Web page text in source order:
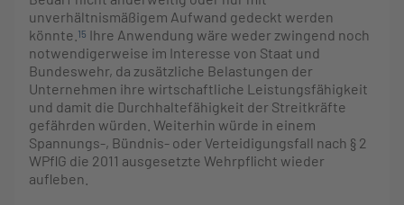
unverhältnismäßigem Aufwand gedeckt werden
könnte. 15 Ihre Anwendung wäre weder zwingend noch
notwendigerweise im Interesse von Staat und
Bundeswehr, da zusätzliche Belastungen der
Unternehmen ihre wirtschaftliche Leistungsfähigkeit
und damit die Durchhaltefähigkeit der Streitkräfte
gefährden würden. Weiterhin würde in einem
Spannungs-, Bündnis- oder Verteidigungsfall nach § 2
WPflG die 2011 ausgesetzte Wehrpflicht wieder
aufleben.